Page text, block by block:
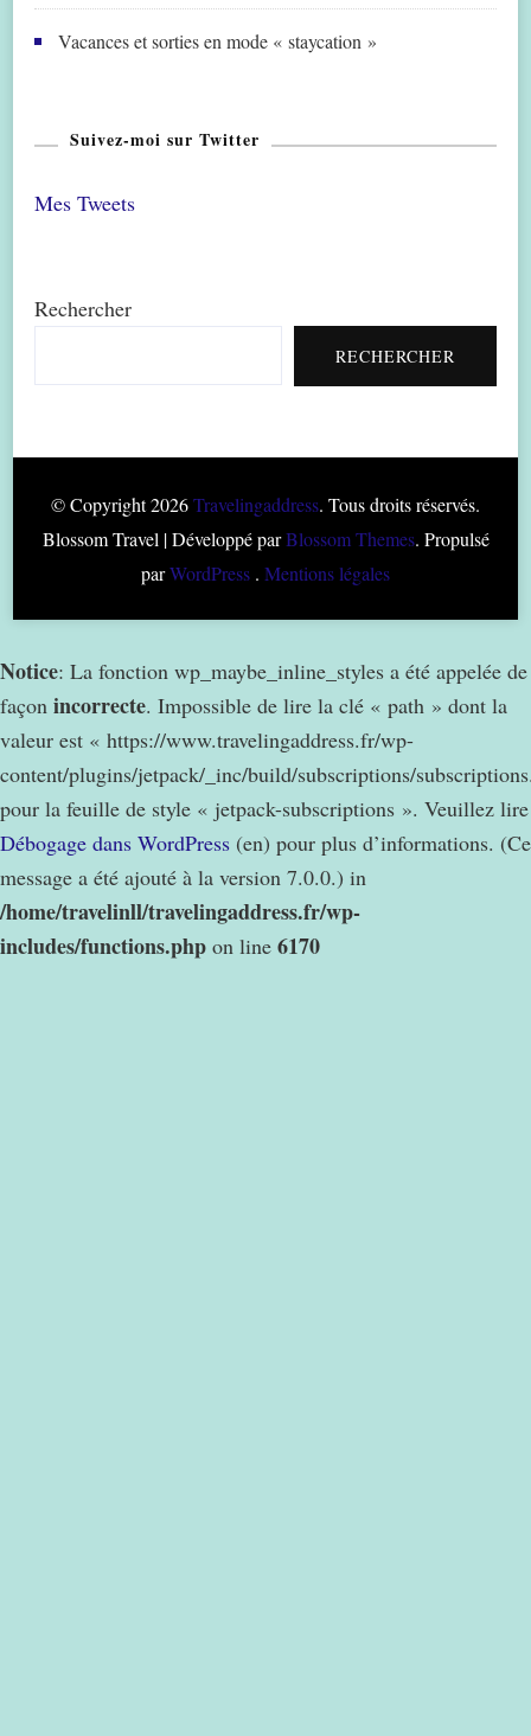
Vacances et sorties en mode « staycation »
Suivez-moi sur Twitter
Mes Tweets
Rechercher
RECHERCHER
© Copyright 2026Travelingaddress. Tous droits réservés.
Blossom Travel | Développé parBlossom Themes. Propulsé
parWordPress . Mentions légales
Notice: La fonction wp_maybe_inline_styles a été appelée de
façon incorrecte. Impossible de lire la clé « path » dont la
valeur est « https://www.travelingaddress.fr/wp-
content/plugins/jetpack/_inc/build/subscriptions/
pour la feuille de style « jetpack-subscriptions ». Veuillez lire
Débogage dans WordPress (en) pour plus d’informations. (Ce
message a été ajouté à la version 7.0.0.) in
/home/travelinll/travelingaddress.fr/wp-
includes/functions.php on line 6170